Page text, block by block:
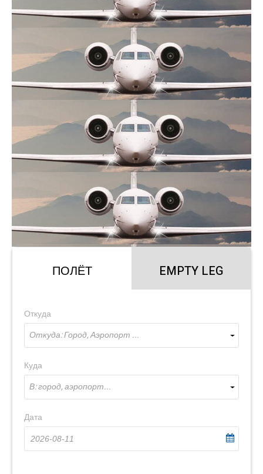
ПОЛЁТ EMPTY LEG
Откуда
Откуда: Город, Аэропорт ...
Куда
В: город, аэропорт...
Дата